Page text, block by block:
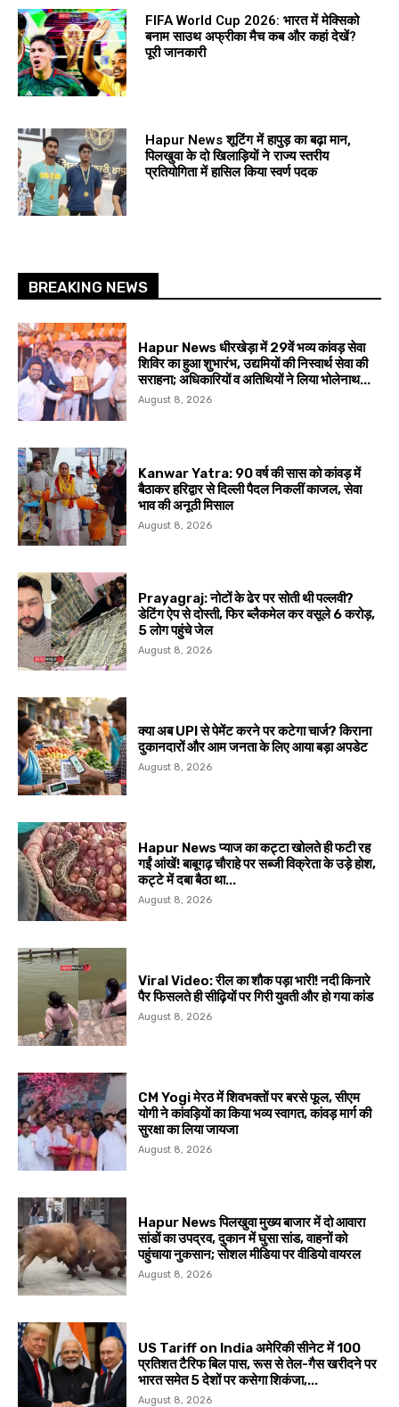
FIFA World Cup 2026: भारत में मेक्सिको
बनाम साउथ अफ्रीका मैच कब और कहां देखें?
पूरी जानकारी
Hapur News शूटिंग में हापुड़ का बढ़ा मान,
पिलखुवा के दो खिलाड़ियों ने राज्य स्तरीय
प्रतियोगिता में हासिल किया स्वर्ण पदक
BREAKING NEWS
Hapur News धीरखेड़ा में 29वें भव्य कांवड़ सेवा
शिविर का हुआ शुभारंभ, उद्यमियों की निस्वार्थ सेवा की
सराहना; अधिकारियों व अतिथियों ने लिया भोलेनाथ...
August 8, 2026
Kanwar Yatra: 90 वर्ष की सास को कांवड़ में
बैठाकर हरिद्वार से दिल्ली पैदल निकलीं काजल, सेवा
भाव की अनूठी मिसाल
August 8, 2026
Prayagraj: नोटों के ढेर पर सोती थी पल्लवी?
डेटिंग ऐप से दोस्ती, फिर ब्लैकमेल कर वसूले ₹6 करोड़,
5 लोग पहुंचे जेल
August 8, 2026
क्या अब UPI से पेमेंट करने पर कटेगा चार्ज? किराना
दुकानदारों और आम जनता के लिए आया बड़ा अपडेट
August 8, 2026
Hapur News प्याज का कट्टा खोलते ही फटी रह
गईं आंखें! बाबूगढ़ चौराहे पर सब्जी विक्रेता के उड़े होश,
कट्टे में दबा बैठा था...
August 8, 2026
Viral Video: रील का शौक पड़ा भारी! नदी किनारे
पैर फिसलते ही सीढ़ियों पर गिरी युवती और हो गया कांड
August 8, 2026
CM Yogi मेरठ में शिवभक्तों पर बरसे फूल, सीएम
योगी ने कांवड़ियों का किया भव्य स्वागत, कांवड़ मार्ग की
सुरक्षा का लिया जायजा
August 8, 2026
Hapur News पिलखुवा मुख्य बाजार में दो आवारा
सांडों का उपद्रव, दुकान में घुसा सांड, वाहनों को
पहुंचाया नुकसान; सोशल मीडिया पर वीडियो वायरल
August 8, 2026
US Tariff on India अमेरिकी सीनेट में 100
प्रतिशत टैरिफ बिल पास, रूस से तेल-गैस खरीदने पर
भारत समेत 5 देशों पर कसेगा शिकंजा,...
August 8, 2026